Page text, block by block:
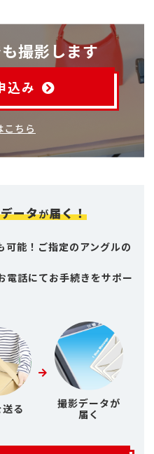
撮影します
込み
こちら
データが届く！
可能！ご指定のアングルの
電話にてお手続きをサポー
る
撮影データが
届く